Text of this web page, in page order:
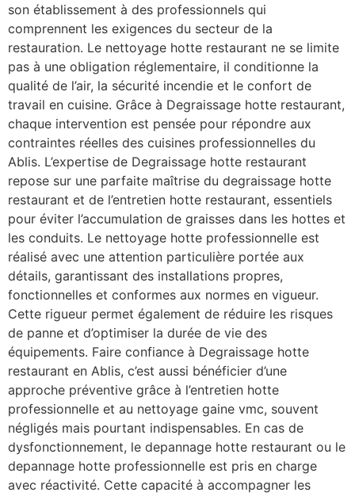
son établissement à des professionnels qui
comprennent les exigences du secteur de la
restauration. Le nettoyage hotte restaurant ne se limite
pas à une obligation réglementaire, il conditionne la
qualité de l’air, la sécurité incendie et le confort de
travail en cuisine. Grâce à Degraissage hotte restaurant,
chaque intervention est pensée pour répondre aux
contraintes réelles des cuisines professionnelles du
Ablis. L’expertise de Degraissage hotte restaurant
repose sur une parfaite maîtrise du degraissage hotte
restaurant et de l’entretien hotte restaurant, essentiels
pour éviter l’accumulation de graisses dans les hottes et
les conduits. Le nettoyage hotte professionnelle est
réalisé avec une attention particulière portée aux
détails, garantissant des installations propres,
fonctionnelles et conformes aux normes en vigueur.
Cette rigueur permet également de réduire les risques
de panne et d’optimiser la durée de vie des
équipements. Faire confiance à Degraissage hotte
restaurant en Ablis, c’est aussi bénéficier d’une
approche préventive grâce à l’entretien hotte
professionnelle et au nettoyage gaine vmc, souvent
négligés mais pourtant indispensables. En cas de
dysfonctionnement, le depannage hotte restaurant ou le
depannage hotte professionnelle est pris en charge
avec réactivité. Cette capacité à accompagner les